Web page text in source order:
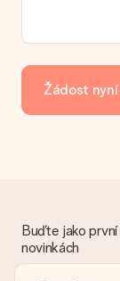
Jak mohu
kartu, fakturu
převodu platby
navíc.
vhodné řešení.
Je faktura
Žádost nyní
Buďte jako
novinkách